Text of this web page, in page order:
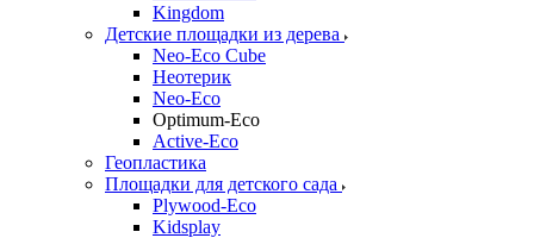
Kingdom
Детские площадки из дерева
Neo-Eco Cube
Неотерик
Neo-Eco
Оptimum-Еco
Active-Eco
Геопластика
Площадки для детского сада
Plywood-Eco
Kidsplay